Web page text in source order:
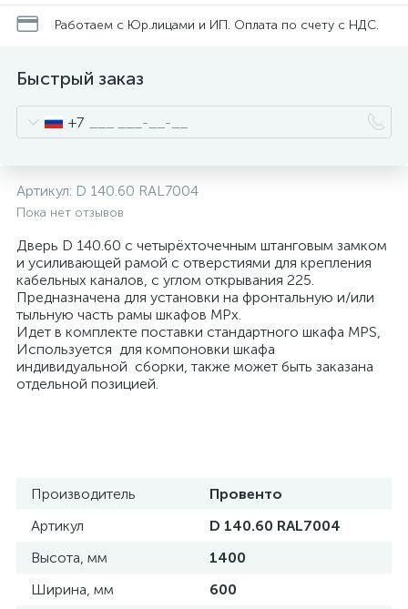
Работаем с Юр.лицами и ИП. Оплата по счету с НДС.
Быстрый заказ
+7
Артикул: D 140.60 RAL7004
Пока нет отзывов
Дверь D 140.60 с четырёхточечным штанговым замком
и усиливающей рамой с отверстиями для крепления
кабельных каналов, с углом открывания 225.
Предназначена для установки на фронтальную и/или
тыльную часть рамы шкафов MPx.
Идет в комплекте поставки стандартного шкафа MPS,
Используется для компоновки шкафа
индивидуальной сборки, также может быть заказана
отдельной позицией.
Производитель
Провенто
Артикул
D 140.60 RAL7004
Высота, мм
1400
Ширина, мм
600